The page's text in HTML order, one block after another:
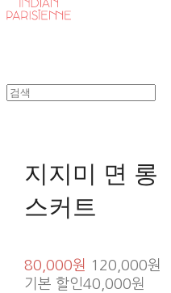
지지미 면 롱
스커트
80,000원
120,000원
기본 할인40,000원